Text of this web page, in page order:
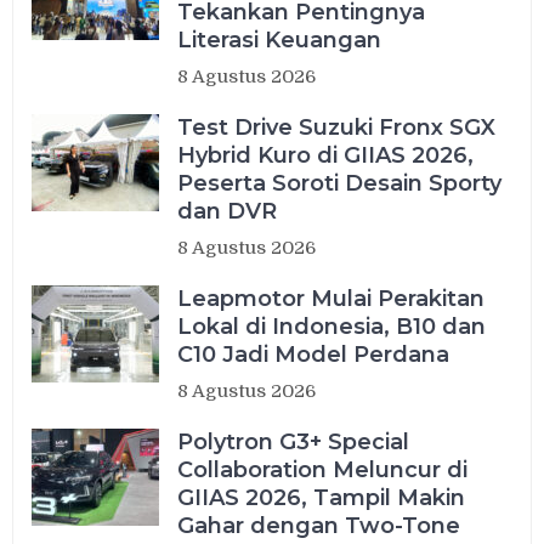
Tekankan Pentingnya
Literasi Keuangan
8 Agustus 2026
Test Drive Suzuki Fronx SGX
Hybrid Kuro di GIIAS 2026,
Peserta Soroti Desain Sporty
dan DVR
8 Agustus 2026
Leapmotor Mulai Perakitan
Lokal di Indonesia, B10 dan
C10 Jadi Model Perdana
8 Agustus 2026
Polytron G3+ Special
Collaboration Meluncur di
GIIAS 2026, Tampil Makin
Gahar dengan Two-Tone